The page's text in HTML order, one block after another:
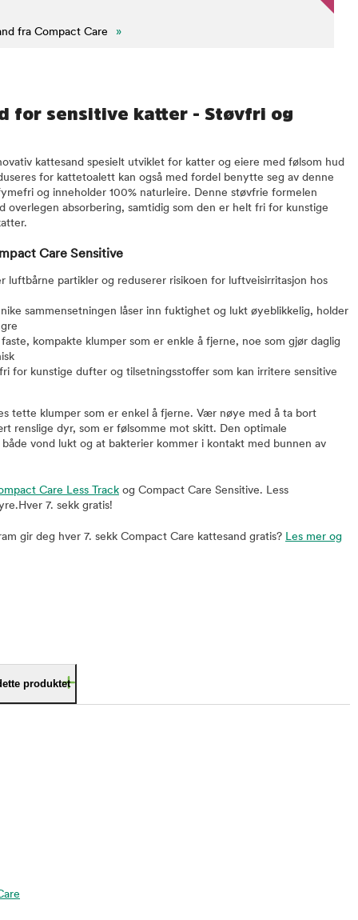
fra Compact Care »
for sensitive katter - Støvfri og
kattesand spesielt utviklet for katter og eiere med følsom hud
for kattetoalett kan også med fordel benytte seg av denne
og inneholder 100% naturleire. Denne støvfrie formelen
overlegen absorbering, samtidig som den er helt fri for kunstige
Care Sensitive
luftbårne partikler og reduserer risikoen for luftveisirritasjon hos
sammensetningen låser inn fuktighet og lukt øyeblikkelig, holder
kompakte klumper som er enkle å fjerne, noe som gjør daglig
for kunstige dufter og tilsetningsstoffer som kan irritere sensitive
tette klumper som er enkel å fjerne. Vær nøye med å ta bort
renslige dyr, som er følsomme mot skitt. Den optimale
vond lukt og at bakterier kommer i kontakt med bunnen av
Care Less Track og Compact Care Sensitive. Less
7. sekk gratis!
gir deg hver 7. sekk Compact Care kattesand gratis? Les mer og
produktet